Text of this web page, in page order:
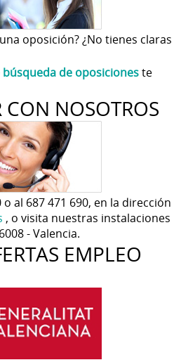
oposición? ¿No tienes claras
de oposicioneste
CON NOSOTROS
al 687 471 690, en la dirección
, o visita nuestras instalaciones
- Valencia.
EMPLEO